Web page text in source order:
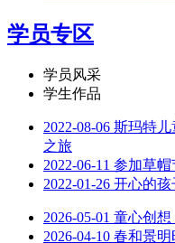
学员专区
学员风采
学生作品
2022-08-06 斯玛特儿
之旅
2022-06-11 参加草
2022-01-26 开心的孩
2026-05-01 童心创
2026-04-10 春和景明